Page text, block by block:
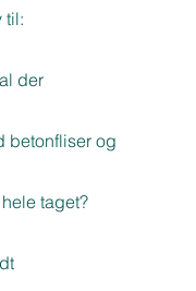
til:
der
betonfliser og
taget?